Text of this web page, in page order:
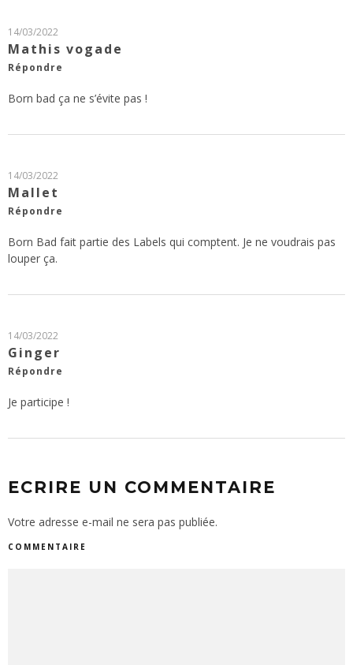
14/03/2022
Mathis vogade
Répondre
Born bad ça ne s’évite pas !
14/03/2022
Mallet
Répondre
Born Bad fait partie des Labels qui comptent. Je ne voudrais pas
louper ça.
14/03/2022
Ginger
Répondre
Je participe !
ECRIRE UN COMMENTAIRE
Votre adresse e-mail ne sera pas publiée.
COMMENTAIRE